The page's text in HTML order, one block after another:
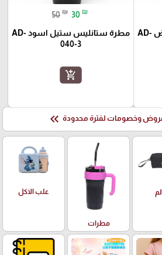
مطرة ستانليس ستيل ابيض AD-
50 ₪ 30 ₪
مطرة ستانليس ستيل اسود AD-
040-3
add_shopping_cart
وخصومات لفترة محدودة keyboard_double_arrow_left
مطرات
علب الاكل